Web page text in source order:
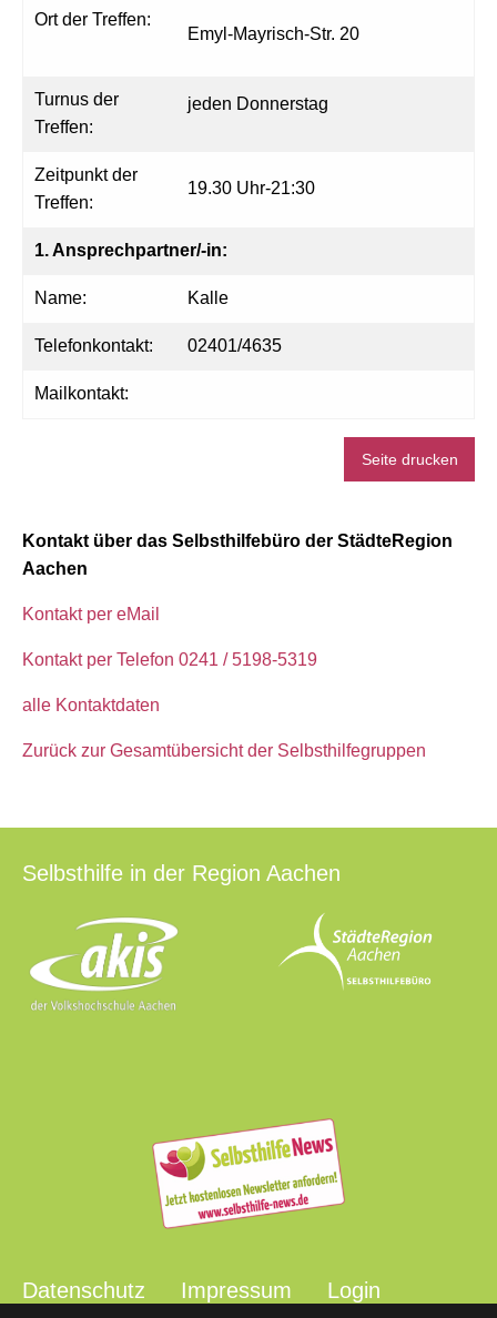
Ort der Treffen:
Emyl-Mayrisch-Str. 20
Turnus der
Treffen:
jeden Donnerstag
Zeitpunkt der
Treffen:
19.30 Uhr-21:30
1. Ansprechpartner/-in:
Name: Kalle
Telefonkontakt: 02401/4635
Mailkontakt:
Seite drucken
Kontakt über das Selbsthilfebüro der StädteRegion
Aachen
Kontakt per eMail
Kontakt per Telefon 0241 / 5198-5319
alle Kontaktdaten
Zurück zur Gesamtübersicht der Selbsthilfegruppen
Selbsthilfe in der Region Aachen
Datenschutz Impressum Login